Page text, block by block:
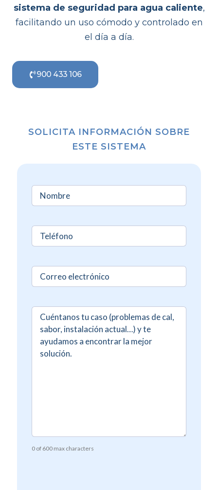
sistema de seguridad para agua caliente,
facilitando un uso cómodo y controlado en
el día a día.
900 433 106
SOLICITA INFORMACIÓN SOBRE
ESTE SISTEMA
Nombre (Required)
Sin
nombre(Required)
Sin
nombre
Comentarios(Required)
0 of 600 max characters